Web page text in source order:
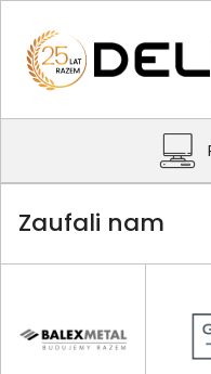
Zaufali nam